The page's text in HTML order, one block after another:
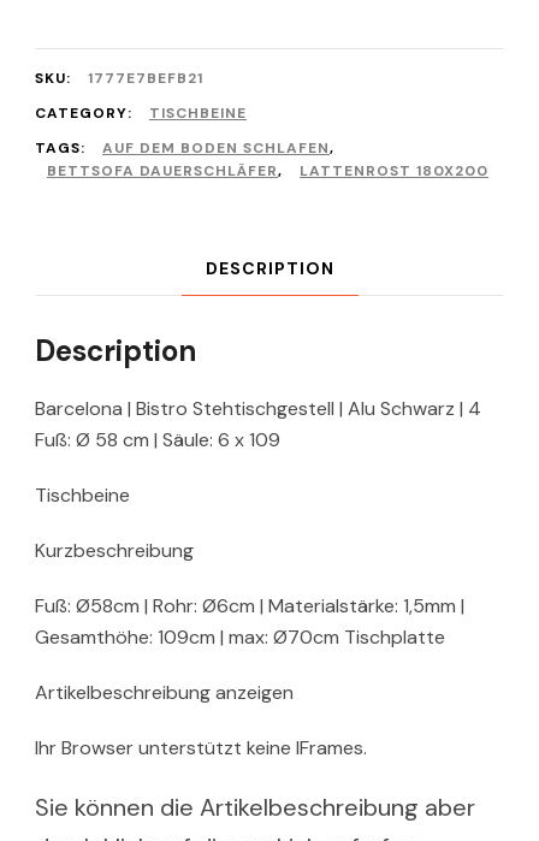
SKU:
1777E7BEFB21
CATEGORY:
TISCHBEINE
TAGS:
AUF DEM BODEN SCHLAFEN,
BETTSOFA DAUERSCHLÄFER, LATTENROST 180X200
DESCRIPTION
Description
Barcelona | Bistro Stehtischgestell | Alu Schwarz | 4
Fuß: Ø 58 cm | Säule: 6 x 109
Tischbeine
Kurzbeschreibung
Fuß: Ø58cm | Rohr: Ø6cm | Materialstärke: 1,5mm |
Gesamthöhe: 109cm | max: Ø70cm Tischplatte
Artikelbeschreibung anzeigen
Ihr Browser unterstützt keine IFrames.
Sie können die Artikelbeschreibung aber